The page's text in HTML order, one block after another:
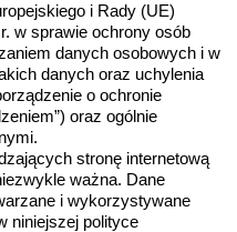
i Rady (UE)
w sprawie ochrony osób
danych osobowych i w
danych oraz uchylenia
o ochronie
oraz ogólnie
ważna. Dane
i wykorzystywane
niniejszej polityce